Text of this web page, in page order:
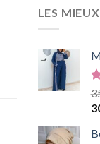
LES